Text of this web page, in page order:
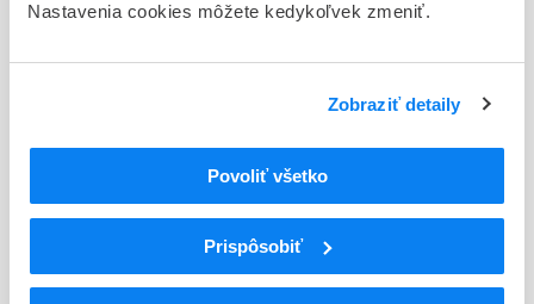
Nastavenia cookies môžete kedykoľvek zmeniť.
Zobraziť detaily
Povoliť všetko
Prispôsobiť
18 - ANTIDIABETICA (VRÁTANE INZULÍNU)
ANTIDIABETIKÁ
Inzulíny a analógy na injekciu, rýchlo
pôsobiace
A10AB04
Inzulín-lispro